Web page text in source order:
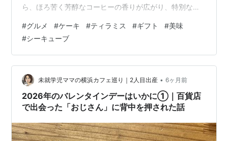
ら、ほろ苦く芳醇なコーヒーの香りが広がり、特別な時
の香り 北海道産マスカルポーネをたっぷり使用したスポ
ンジに、一つひとつ丁寧にコーヒーシロップを染み込ま
せたその味わいは、まさに新食感。この「じゅわっ」と
溢れ出す美味しさを実現するために、なんと専用のオリ
ジナル機械まで開発したという並々ならぬこだわりが詰
まっています。 2. モンドセレク…
#グルメ #ケーキ #ティラミス #ギフト #美味
#シーキューブ
未就学児ママの横浜カフェ巡り｜2人目出産 • 6ヶ月前
2026年のバレンタインデーはいかに①｜百貨店
で出会った「おじさん」に背中を押された話